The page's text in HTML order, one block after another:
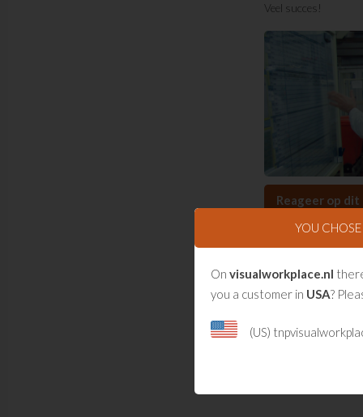
Veel succes!
Reageer op
Bericht *
YOU CHOSE
On visualworkplace.nl
you a customer in USA?
(US)